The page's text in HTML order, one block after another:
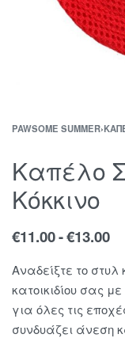
PAWSOME SUMMER›
Καπέλο
Κόκκινο
€11.00 €13.00
Αναδείξτε το στυλ
κατοικιδίου σας
για όλες τις
συνδυάζει άνεση